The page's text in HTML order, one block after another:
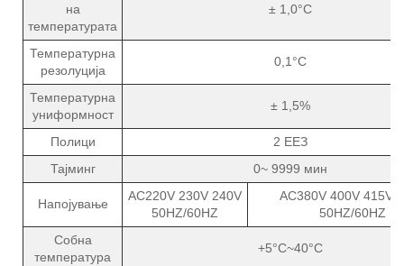
на
температурата
± 1,0°C
Температурна
резолуција
0,1°C
Температурна
униформност
± 1,5%
Полици
2 ЕЕЗ
Тајминг
0~ 9999 мин
Напојување
AC220V 230V 240V
50HZ/60HZ
AC380V 400V 415V
50HZ/60HZ
Собна
температура
+5°C~40°C